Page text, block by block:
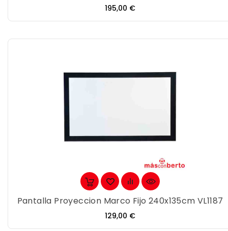
Precio
195,00 €
Pantalla Proyeccion Marco Fijo 240x135cm VL1187
Precio
129,00 €